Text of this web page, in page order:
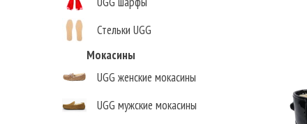
Стельки UGG
Мокасины
UGG женские мокасины
UGG мужские мокасины